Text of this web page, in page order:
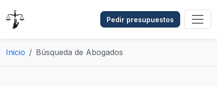
Pedir presupuestos
Inicio Búsqueda de Abogados